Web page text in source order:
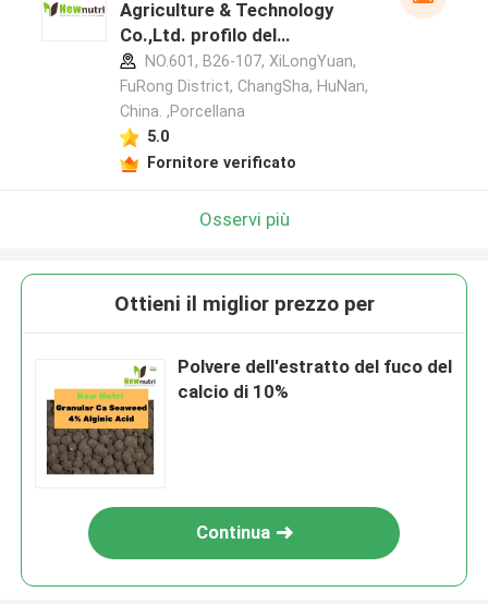
Agriculture & Technology
Co.,Ltd. profilo del
produttore
NO.601, B26-107, XiLongYuan,
FuRong District, ChangSha, HuNan,
China. ,Porcellana
5.0
Fornitore verificato
Osservi più
Ottieni il miglior prezzo per
Polvere dell'estratto del fuco del
calcio di 10%
Continua